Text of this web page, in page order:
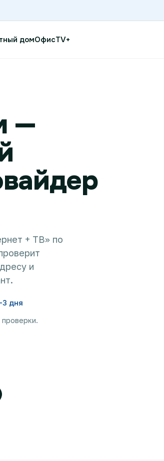
домОфисTV+
—
+ ТВ» по
и
дня
проверки.